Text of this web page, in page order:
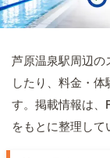
芦原温泉駅周辺の
したり、料金・
す。掲載情報は、
をもとに整理して